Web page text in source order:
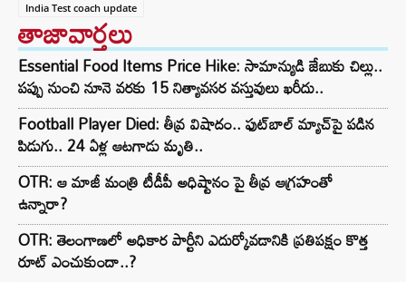
India Test coach update
తాజావార్తలు
Essential Food Items Price Hike: సామాన్యుడి జేబుకు చిల్లు..
పప్పు నుంచి నూనె వరకు 15 నిత్యావసర వస్తువులు ఖరీదు..
Football Player Died: తీవ్ర విషాదం.. ఫుట్‌బాల్ మ్యాచ్‌పై పడిన
పిడుగు.. 24 ఏళ్ల ఆటగాడు మృతి..
OTR: ఆ మాజీ మంత్రి టీడీపీ అధిష్టానం పై తీవ్ర ఆగ్రహంతో
ఉన్నారా?
OTR: తెలంగాణలో అధికార పార్టీని ఎదుర్కోవడానికి ప్రతిపక్షం కొత్త
రూట్‌ ఎంచుకుందా..?